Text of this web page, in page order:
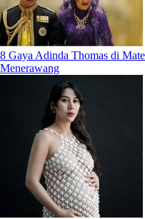
8 Gaya Adinda Thomas di
Menerawang